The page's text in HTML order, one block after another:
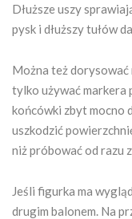
Dłuższe uszy
pysk i dłuższy tułów
Można też dorysować
tylko używać markera
końcówki zbyt mocno
uszkodzić
niż próbować od razu
Jeśli figurka ma
drugim balonem. Na